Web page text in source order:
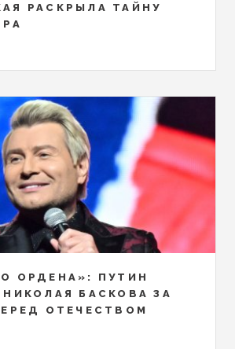
РАСКРЫЛА ТАЙНУ
ОРДЕНА»: ПУТИН
БАСКОВА ЗА
ОТЕЧЕСТВОМ